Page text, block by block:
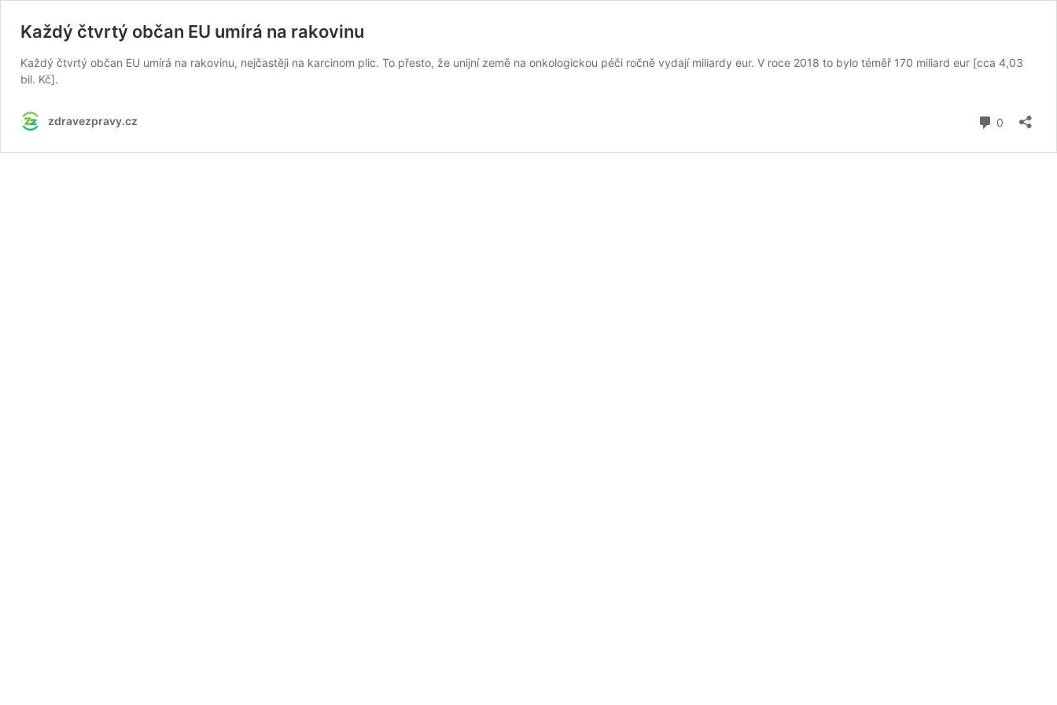
Každý čtvrtý občan EU umírá na rakovinu
Každý čtvrtý občan EU umírá na rakovinu, nejčastěji na karcinom plic. To přesto, že unijní země na onkologickou péči ročně vydají miliardy eur. V roce 2018 to bylo téměř 170 miliard eur [cca 4,03
bil. Kč].
zdravezpravy.cz 0 komentářů